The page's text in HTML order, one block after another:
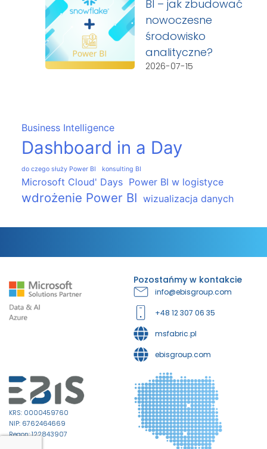
BI – jak zbudować
nowoczesne
środowisko
analityczne?
2026-07-15
Business Intelligence
Dashboard in a Day
do czego służy Power BI konsulting BI
Microsoft Cloud' Days Power BI w logistyce
wdrożenie Power BI wizualizacja danych
Pozostańmy w kontakcie
info@ebisgroup.com
+48 12 307 06 35
msfabric.pl
ebisgroup.com
KRS: 0000459760
NIP: 6762464669
Regon: 122843907